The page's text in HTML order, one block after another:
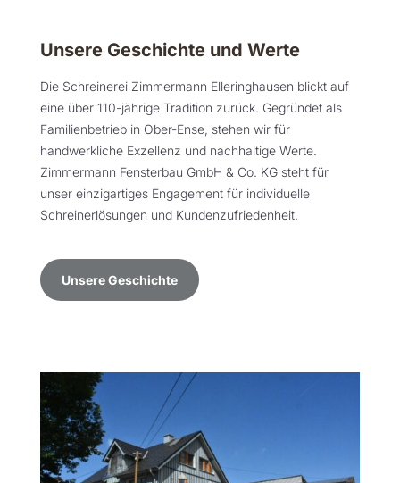
Unsere Geschichte und Werte
Die Schreinerei Zimmermann Elleringhausen blickt auf
eine über 110-jährige Tradition zurück. Gegründet als
Familienbetrieb in Ober-Ense, stehen wir für
handwerkliche Exzellenz und nachhaltige Werte.
Zimmermann Fensterbau GmbH & Co. KG steht für
unser einzigartiges Engagement für individuelle
Schreinerlösungen und Kundenzufriedenheit.
Unsere Geschichte